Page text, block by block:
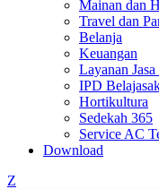
Mainan dan
Travel dan
Belanja
Keuangan
Layanan
IPD
Hortikultura
Sedekah 365
Service AC
Download
Z